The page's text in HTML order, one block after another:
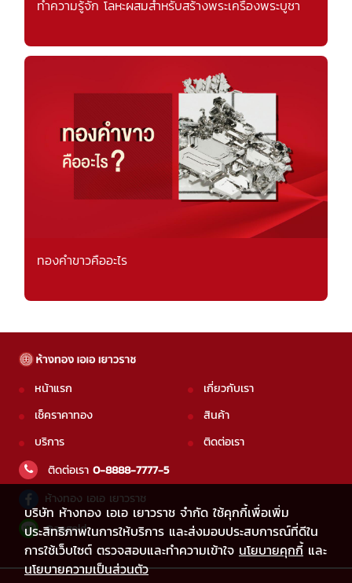
ทำความรู้จัก โลหะผสมสำหรับสร้างพระเครื่องพระบูชา
ทองคำขาวคืออะไร
บริษัท ห้างทอง เอเอ เยาวราช จำกัด ใช้คุกกี้เพื่อเพิ่ม
ประสิทธิภาพในการให้บริการ และส่งมอบประสบการณ์ที่ดีใน
การใช้เว็บไซต์ ตรวจสอบและทำความเข้าใจ นโยบายคุกกี้และ
นโยบายความเป็นส่วนตัว
หน้าแรก
เช็คราคาทอง
บริการ
เกี่ยวกับเรา
สินค้า
ติดต่อเรา
ติดต่อเรา 0-8888-7777-5
ห้างทอง เอเอ เยาวราช
@aagold